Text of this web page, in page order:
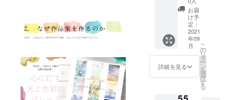
指定の
時間と
会場に
お越し
くださ
い。ク
ラウド
ディン
グ終了
細日時
90分間
内で話
せる範
囲まで
語りま
す。質
ます。
【時期
さい。
宛名の
いらな
い場合
は「宛
名な
し」と
くださ
い。
インの
宛名を
希望す
る場合
は「〇
〇さ
ん」
「〇〇
ナル
zoom
セッ
ション
90分つ
+specia
l gift④
+specia
l gift①
ギフト
用ポス
トカー
ド20枚
+specia
l gift②
ギフト
栞20枚
お届
け予
定：
2021
年09
月
詳細を見る
こ
の
リ
タ
ー
ン
を
選
択
す
る